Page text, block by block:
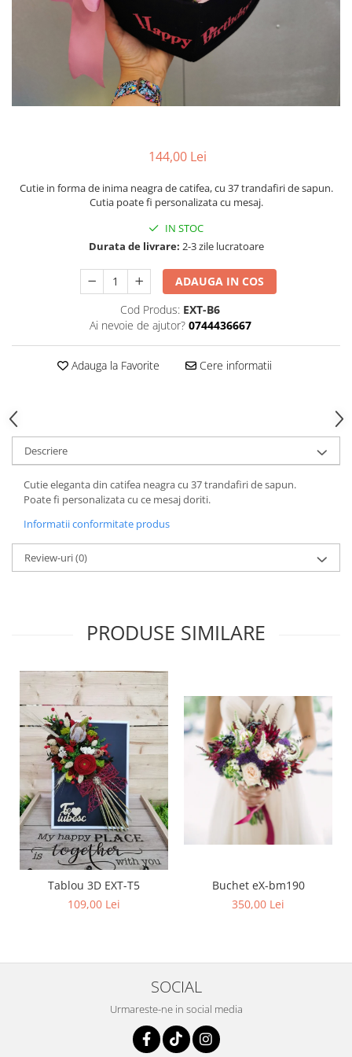
Pachete marturii
Pungi si cutii prajituri
Sticle si borcane
Cutii flori de hartie
Cutii flori de sapun
Aranjamente tematice
2021 Crăciun
Toamna și Halloween
Buchete extravagante
144,00 Lei
Cutie in forma de inima neagra de catifea, cu 37 trandafiri de sapun.
Cutia poate fi personalizata cu mesaj.
IN STOC
Durata de livrare: 2-3 zile lucratoare
ADAUGA IN COS
Cod Produs: EXT-B6
Ai nevoie de ajutor? 0744436667
Adauga la Favorite Cere informatii
Descriere
Cutie eleganta din catifea neagra cu 37 trandafiri de sapun.
Poate fi personalizata cu ce mesaj doriti.
Informatii conformitate produs
Review-uri(0)
PRODUSE SIMILARE
Tablou 3D EXT-T5
109,00 Lei
Buchet eX-bm190
350,00 Lei
SOCIAL
Urmareste-ne in social media